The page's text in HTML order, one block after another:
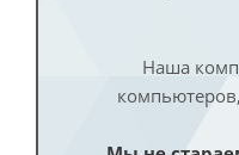
Наша